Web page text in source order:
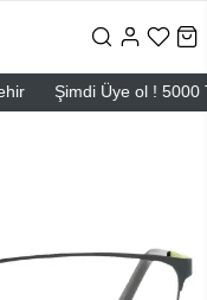
Şimdi Üye ol ! 5000